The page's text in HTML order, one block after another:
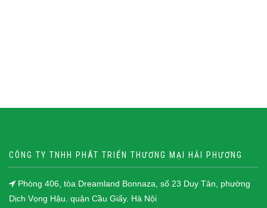
CÔNG TY TNHH PHÁT TRIỂN THƯƠNG MẠI HẢI PHƯƠNG
Phòng 406, tòa Dreamland Bonnaza, số 23 Duy Tân, phường
Dịch Vọng Hậu. quận Cầu Giấy. Hà Nội